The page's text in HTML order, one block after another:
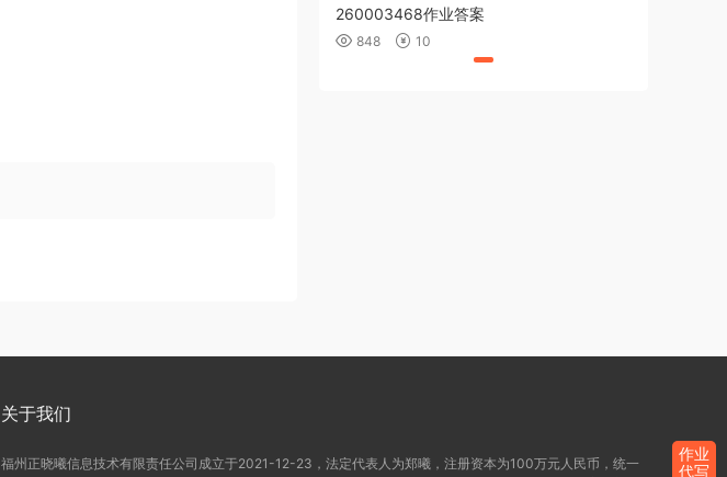
260003468作业答案
848 10
关于我们
福州正晓曦信息技术有限责任公司成立于2021-12-23，法定代表人为郑曦，注册资本为100万元人民币，统一
作业
代写